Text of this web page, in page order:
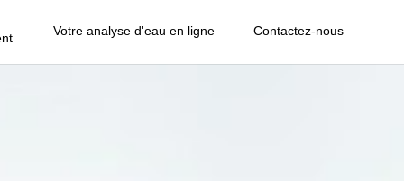
Votre analyse d'eau en ligne Contactez-nous